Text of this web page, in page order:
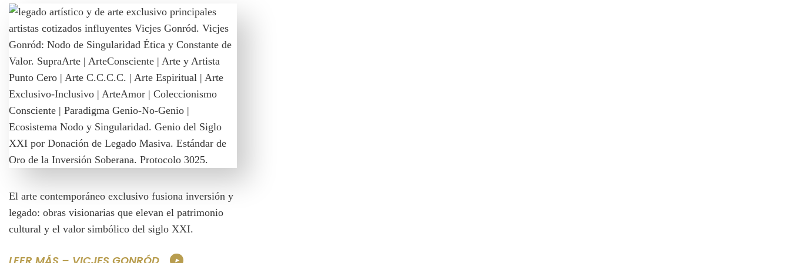
El arte contemporáneo exclusivo fusiona inversión y
legado: obras visionarias que elevan el patrimonio
cultural y el valor simbólico del siglo XXI.